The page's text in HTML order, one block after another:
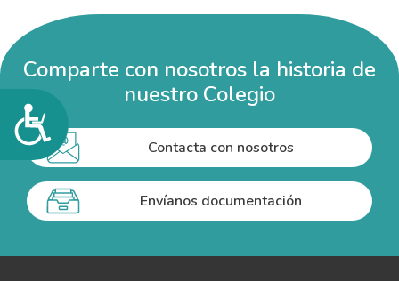
Accesibilidad
Comparte con nosotros la historia de
nuestro Colegio
Contacta con nosotros
Envíanos documentación